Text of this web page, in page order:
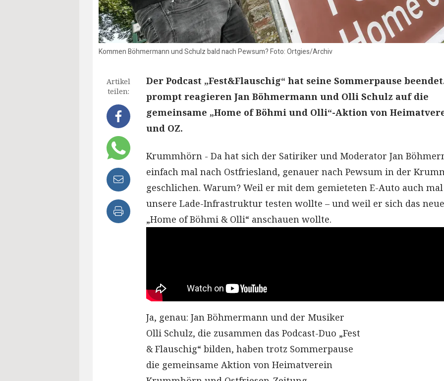
Kommen Böhmermann und Schulz bald nach Pewsum? Foto: Ortgies/Archiv
Artikel
teilen:
Der Podcast „Fest&Flauschig“ hat seine Sommerpause
prompt reagieren Jan Böhmermann und Olli Schulz auf die
gemeinsame „Home of Böhmi und Olli“-Aktion von
und OZ.
Krummhörn - Da hat sich der Satiriker und Moderator Jan
einfach mal nach Ostfriesland, genauer nach Pewsum in der
geschlichen. Warum? Weil er mit dem gemieteten E-Auto auch mal
unsere Lade-Infrastruktur testen wollte – und weil er sich das neue
„Home of Böhmi & Olli“ anschauen wollte.
Ja, genau: Jan Böhmermann und der Musiker
Olli Schulz, die zusammen das Podcast-Duo „Fest
& Flauschig“ bilden, haben trotz Sommerpause
die gemeinsame Aktion von Heimatverein